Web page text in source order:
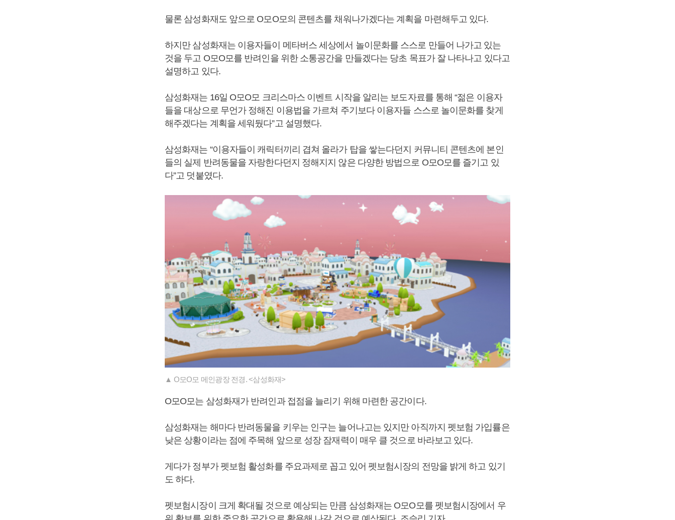
물론 삼성화재도 앞으로 O모O모의 콘텐츠를 채워나가겠다는 계획을 마련해두고 있다.
하지만 삼성화재는 이용자들이 메타버스 세상에서 놀이문화를 스스로 만들어 나가고 있는
것을 두고 O모O모를 반려인을 위한 소통공간을 만들겠다는 당초 목표가 잘 나타나고 있다고
설명하고 있다.
삼성화재는 16일 O모O모 크리스마스 이벤트 시작을 알리는 보도자료를 통해 “젊은 이용자
들을 대상으로 무언가 정해진 이용법을 가르쳐 주기보다 이용자들 스스로 놀이문화를 찾게
해주겠다는 계획을 세워뒀다”고 설명했다.
삼성화재는 “이용자들이 캐릭터끼리 겹쳐 올라가 탑을 쌓는다던지 커뮤니티 콘텐츠에 본인
들의 실제 반려동물을 자랑한다던지 정해지지 않은 다양한 방법으로 O모O모를 즐기고 있
다”고 덧붙였다.
▲ O모O모 메인광장 전경. <삼성화재>
O모O모는 삼성화재가 반려인과 접점을 늘리기 위해 마련한 공간이다.
삼성화재는 해마다 반려동물을 키우는 인구는 늘어나고는 있지만 아직까지 펫보험 가입률은
낮은 상황이라는 점에 주목해 앞으로 성장 잠재력이 매우 클 것으로 바라보고 있다.
게다가 정부가 펫보험 활성화를 주요과제로 꼽고 있어 펫보험시장의 전망을 밝게 하고 있기
도 하다.
펫보험시장이 크게 확대될 것으로 예상되는 만큼 삼성화재는 O모O모를 펫보험시장에서 우